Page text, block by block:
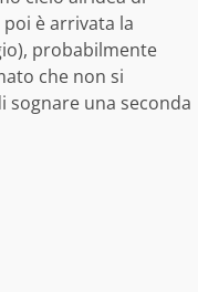
poi è arrivata la
probabilmente
che non si
sognare una seconda